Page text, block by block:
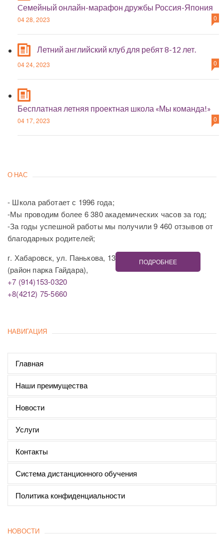
Cемейный онлайн-марафон дружбы Россия-Япония
04 28, 2023 0
Летний английский клуб для ребят 8-12 лет.
04 24, 2023 0
Бесплатная летняя проектная школа «Мы команда!»
04 17, 2023 0
О НАС
- Школа работает с 1996 года;
-Мы проводим более 6 380 академических часов за год;
-За годы успешной работы мы получили 9 460 отзывов от
благодарных родителей;
г. Хабаровск, ул. Панькова, 13
(район парка Гайдара),
+7 (914)153-0320
+8(4212) 75-5660
ПОДРОБНЕЕ
НАВИГАЦИЯ
Главная
Наши преимущества
Новости
Услуги
Контакты
Система дистанционного обучения
Политика конфиденциальности
НОВОСТИ